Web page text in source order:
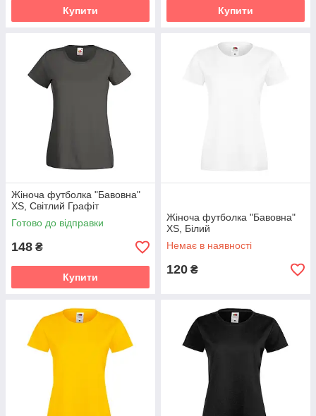
Купити Купити
Жіноча футболка "Бавовна"
XS, Світлий Графіт
Готово до відправки
148 ₴
Купити
Жіноча футболка "Бавовна"
XS, Білий
Немає в наявності
120 ₴